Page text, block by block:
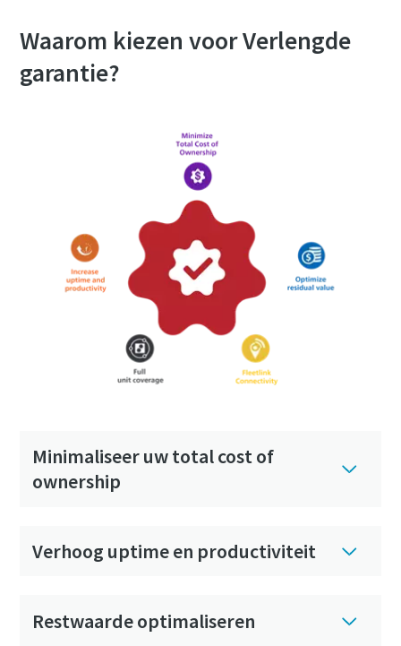
Waarom kiezen voor Verlengde
garantie?
Minimaliseer uw total cost of
ownership
Verhoog uptime en productiviteit
Restwaarde optimaliseren